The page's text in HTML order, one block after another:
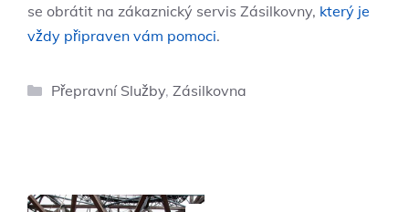
se obrátit na zákaznický servis Zásilkovny, který je
vždy připraven vám pomoci.
Rubriky
Přepravní Služby, Zásilkovna